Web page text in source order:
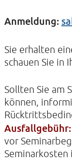
Anmeldung:
Sie erhalten
schauen Sie in
Sollten Sie am
können,
Ausfallgebühr:
vor
Seminarkosten